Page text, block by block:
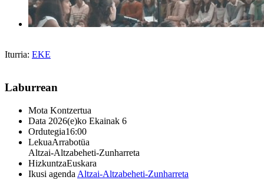
Iturria: EKE
Laburrean
Mota Kontzertua
Data 2026(e)ko Ekainak 6
Ordutegia16:00
LekuaArrabotüa
Altzai-Altzabeheti-Zunharreta
HizkuntzaEuskara
Ikusi agenda Altzai-Altzabeheti-Zunharreta